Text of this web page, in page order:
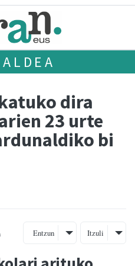
dira
23 urte
bi
Entzun Itzuli